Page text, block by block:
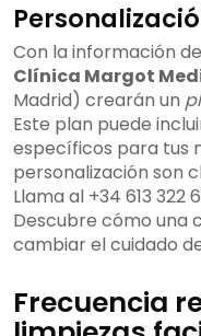
Con la información
Clínica Margot
Madrid) crearán un
Este plan puede
específicos para tus
personalización son
Llama al +34 613
Descubre cómo una
cambiar el cuidado
Frecuencia